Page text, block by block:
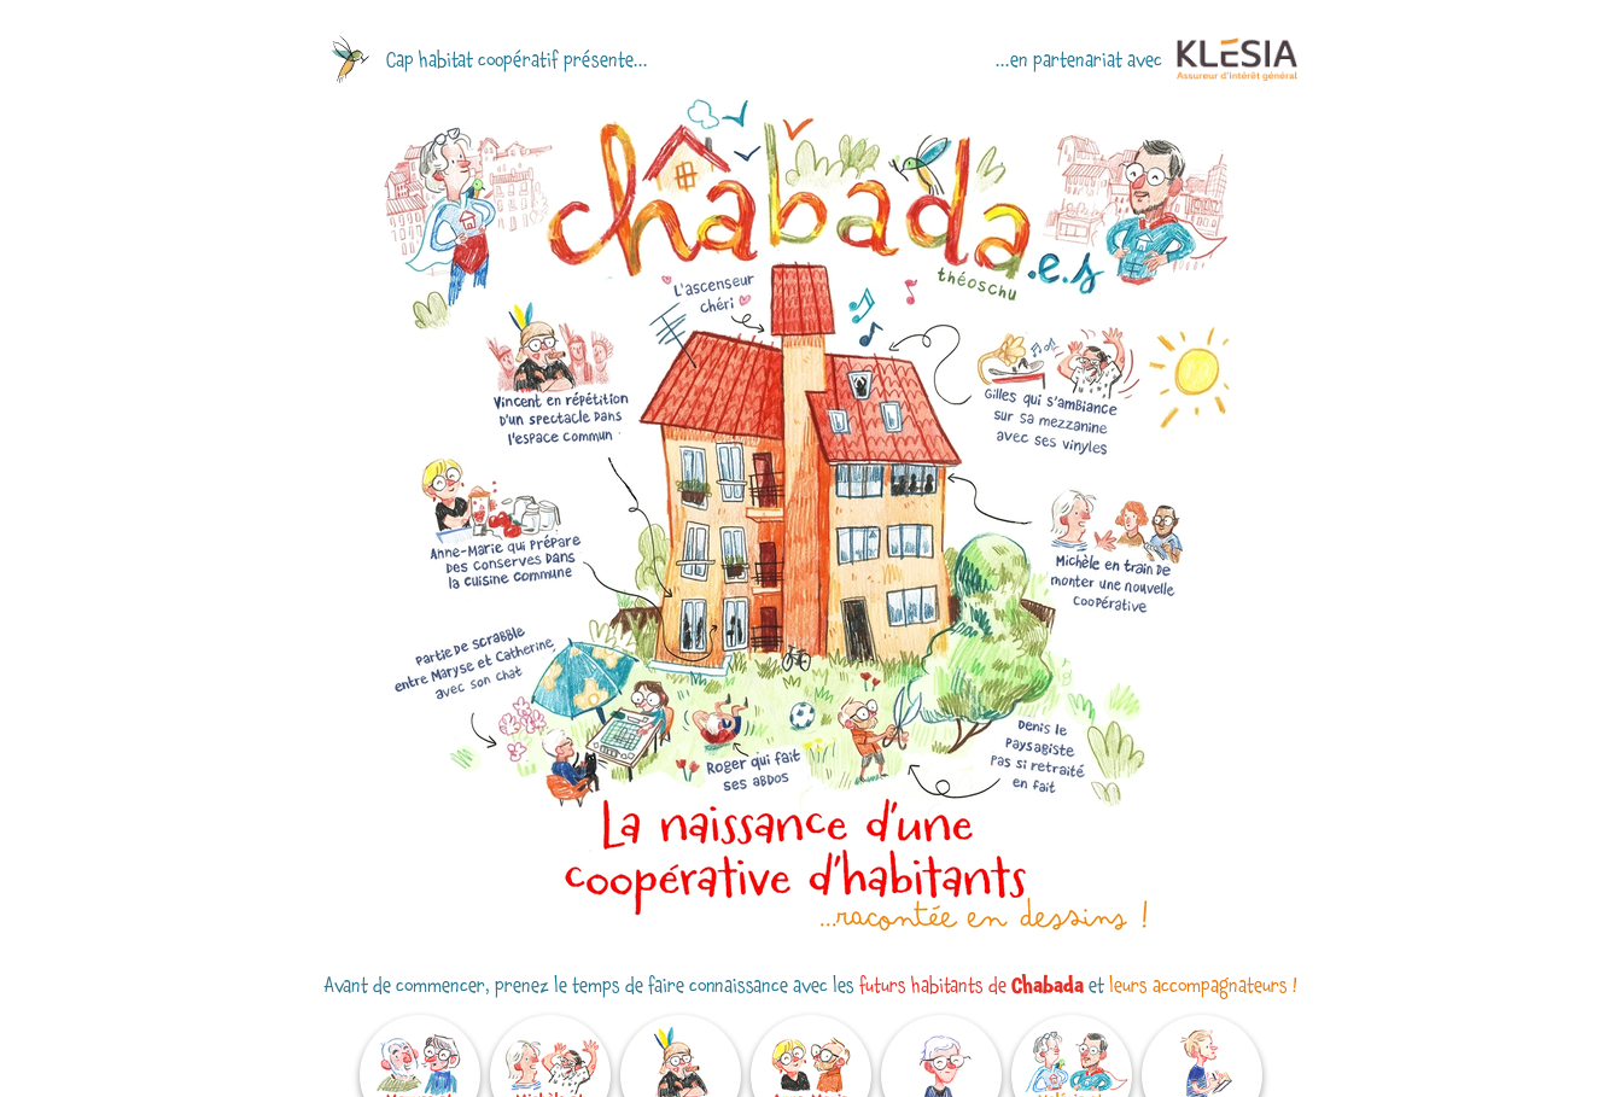
Cap habitat coopératif présente... ...en partenariat avec
Avant de commencer, prenez le temps de faire connaissance avec lesfuturs habitants deChabadaetleurs accompagnateurs !